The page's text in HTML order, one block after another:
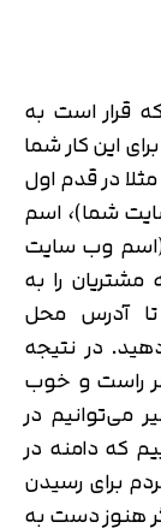
قرار است به
این کار شما
در قدم اول
شما)، اسم
(اسم وب سایت
را به
تا آدرس محل
در نتیجه
راست و خوب
می‌توانیم در
که دامنه در
برای رسیدن
هنوز دست به